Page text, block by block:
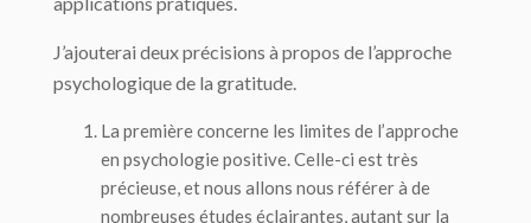
J’ajouterai deux précisions à propos de l’approche
psychologique de la gratitude.
La première concerne les limites de l’approche
en psychologie positive. Celle-ci est très
précieuse, et nous allons nous référer à de
nombreuses études éclairantes, autant sur la